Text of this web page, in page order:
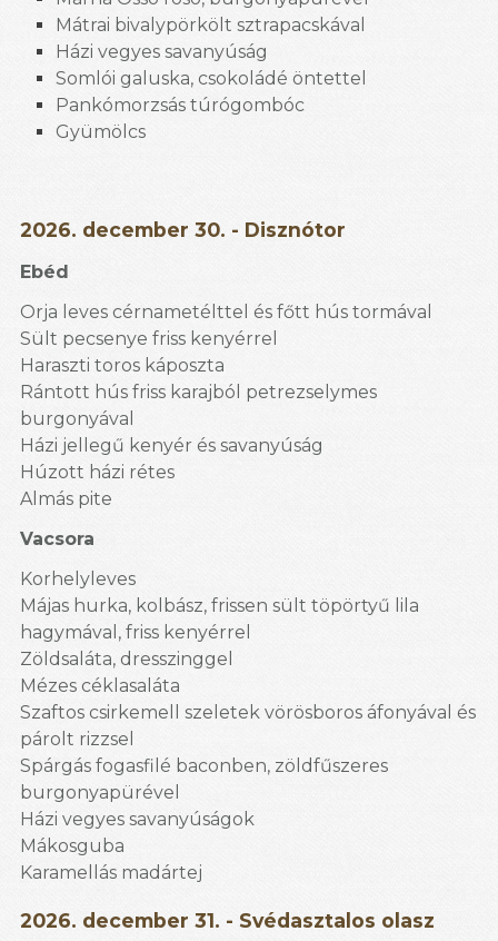
Mátrai bivalypörkölt sztrapacskával
Házi vegyes savanyúság
Somlói galuska, csokoládé öntettel
Pankómorzsás túrógombóc
Gyümölcs
2026. december 30. - Disznótor
Ebéd
Orja leves cérnametélttel és főtt hús tormával
Sült pecsenye friss kenyérrel
Haraszti toros káposzta
Rántott hús friss karajból petrezselymes
burgonyával
Házi jellegű kenyér és savanyúság
Húzott házi rétes
Almás pite
Vacsora
Korhelyleves
Májas hurka, kolbász, frissen sült töpörtyű lila
hagymával, friss kenyérrel
Zöldsaláta, dresszinggel
Mézes céklasaláta
Szaftos csirkemell szeletek vörösboros áfonyával és
párolt rizzsel
Spárgás fogasfilé baconben, zöldfűszeres
burgonyapürével
Házi vegyes savanyúságok
Mákosguba
Karamellás madártej
2026. december 31. - Svédasztalos olasz